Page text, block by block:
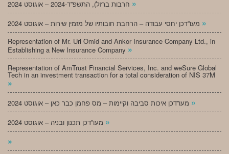
»
»
Representation of Mr. Uri Omid and Ankor Insurance Company Ltd., in
Establishing a New Insurance Company »
Representation of AmTrust Financial Services, Inc. and weSure Global
Tech in an investment transaction for a total consideration of NIS 37M
»
»
»
»